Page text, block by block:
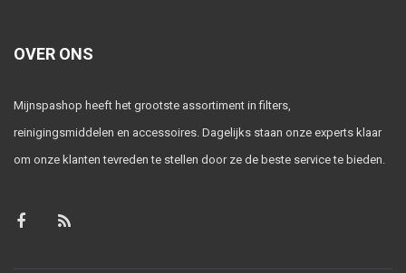
OVER ONS
Mijnspashop heeft het grootste assortiment in filters,
reinigingsmiddelen en accessoires. Dagelijks staan onze experts klaar
om onze klanten tevreden te stellen door ze de beste service te bieden.